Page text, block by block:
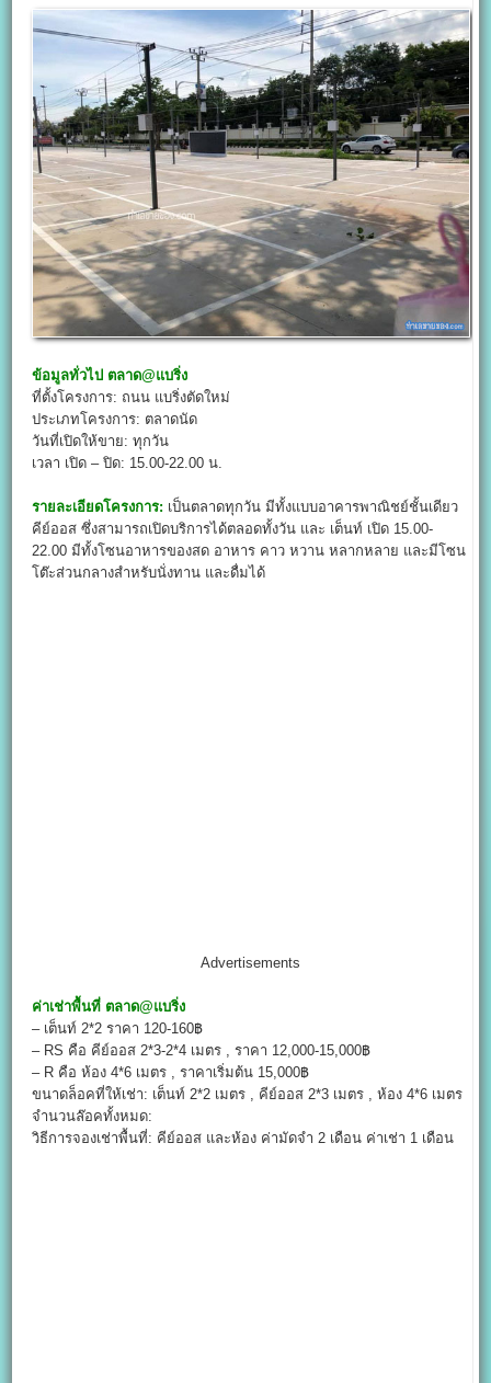
ข้อมูลทั่วไป ตลาด@แบริ่ง
ที่ตั้งโครงการ: ถนน แบริ่งตัดใหม่
ประเภทโครงการ: ตลาดนัด
วันที่เปิดให้ขาย: ทุกวัน
เวลา เปิด – ปิด: 15.00-22.00 น.
รายละเอียดโครงการ: เป็นตลาดทุกวัน มีทั้งแบบอาคารพาณิชย์ชั้นเดียว
คีย์ออส ซึ่งสามารถเปิดบริการได้ตลอดทั้งวัน และ เต็นท์ เปิด 15.00-
22.00 มีทั้งโซนอาหารของสด อาหาร คาว หวาน หลากหลาย และมีโซน
โต๊ะส่วนกลางสำหรับนั่งทาน และดื่มได้
Advertisements
ค่าเช่าพื้นที่ ตลาด@แบริ่ง
– เต็นท์ 2*2 ราคา 120-160฿
– RS คือ คีย์ออส 2*3-2*4 เมตร , ราคา 12,000-15,000฿
– R คือ ห้อง 4*6 เมตร , ราคาเริ่มต้น 15,000฿
ขนาดล็อคที่ให้เช่า: เต็นท์ 2*2 เมตร , คีย์ออส 2*3 เมตร , ห้อง 4*6 เมตร
จำนวนล๊อคทั้งหมด:
วิธีการจองเช่าพื้นที่: คีย์ออส และห้อง ค่ามัดจำ 2 เดือน ค่าเช่า 1 เดือน